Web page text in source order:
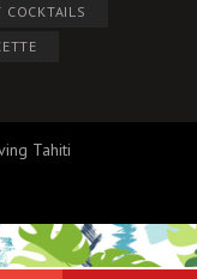
COCKTAILS
Tahiti